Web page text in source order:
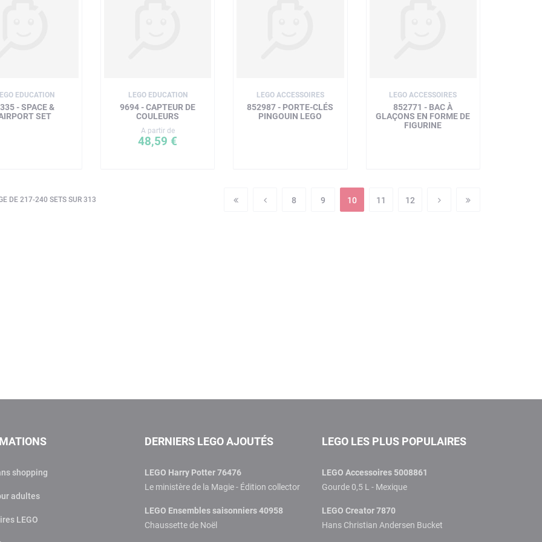
EDUCATION
- SPACE &
SET
LEGO EDUCATION
9694 - CAPTEUR DE
COULEURS
A partir de
48,59 €
LEGO ACCESSOIRES
852987 - PORTE-CLÉS
PINGOUIN LEGO
LEGO ACCESSOIRES
852771 - BAC À
GLAÇONS EN FORME DE
FIGURINE
DE 217-240 SETS SUR 313 8 9 10 11 12
shopping
adultes
LEGO
DERNIERS LEGO AJOUTÉS
LEGO Harry Potter 76476
Le ministère de la Magie - Édition collector
LEGO Ensembles saisonniers 40958
Chaussette de Noël
LEGO LES PLUS POPULAIRES
LEGO Accessoires 5008861
Gourde 0,5 L - Mexique
LEGO Creator 7870
Hans Christian Andersen Bucket